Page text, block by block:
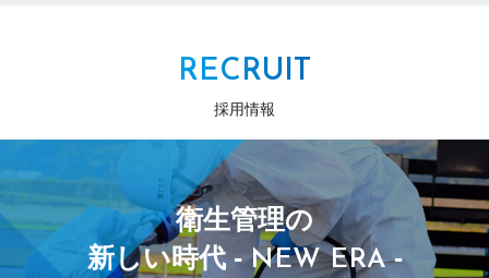
RECRUIT
採用情報
衛生管理の
新しい時代 -NEW ERA-